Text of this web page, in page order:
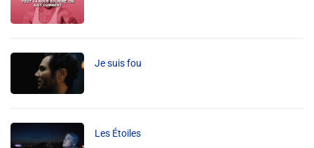
Shabbat Project
Ville de Nice
CCAS NICE
Je suis fou
Les Étoiles